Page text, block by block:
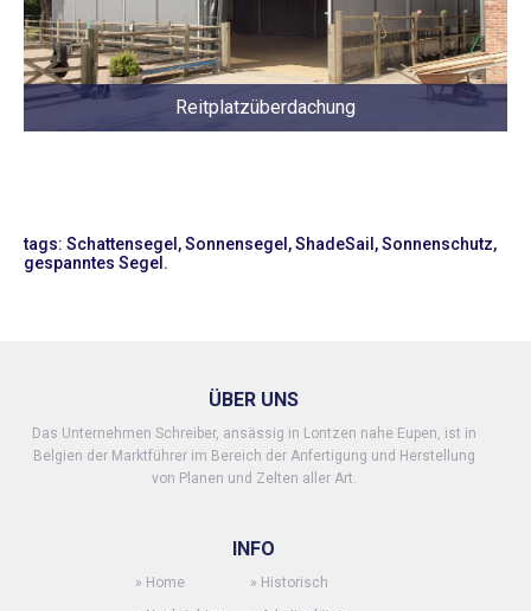
Reitplatzüberdachung
tags: Schattensegel, Sonnensegel, ShadeSail, Sonnenschutz,
gespanntes Segel.
ÜBER UNS
Das Unternehmen Schreiber, ansässig in Lontzen nahe Eupen, ist in
Belgien der Marktführer im Bereich der Anfertigung und Herstellung
von Planen und Zelten aller Art.
INFO
» Home
» Historisch